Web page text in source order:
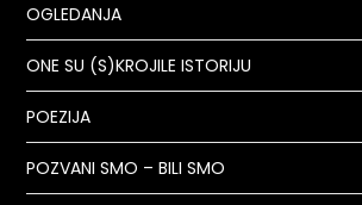
OGLEDANJA
ONE SU (S)KROJILE ISTORIJU
POEZIJA
POZVANI SMO – BILI SMO